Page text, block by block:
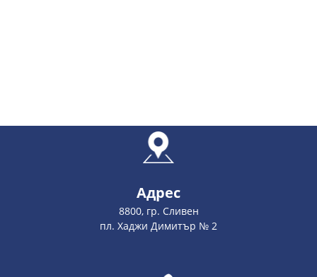
Адрес
8800, гр. Сливен
пл. Хаджи Димитър № 2